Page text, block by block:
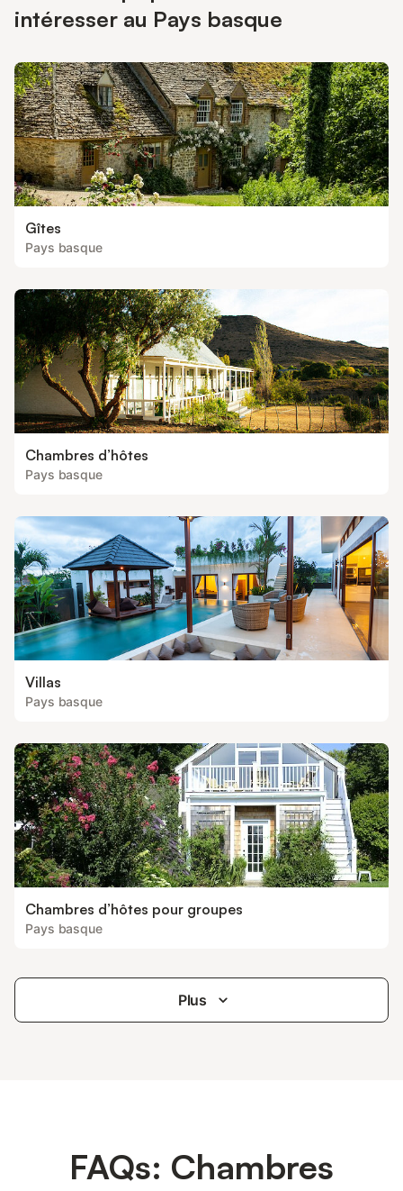
Nous contacter pour demande particulière
intéresser au Pays basque
Gîtes
Pays basque
Chambres d’hôtes
Pays basque
Villas
Pays basque
Chambres d’hôtes pour groupes
Pays basque
Plus
FAQs: Chambres